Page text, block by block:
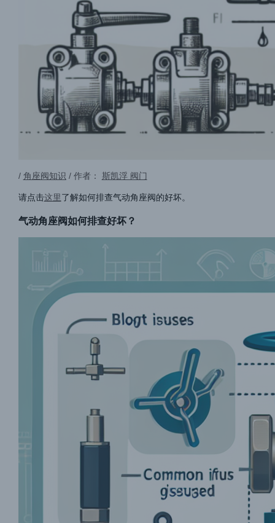
/ 角座阀知识 / 作者： 斯凯浮 阀门
请点击这里了解如何排查气动角座阀的好坏。
气动角座阀如何排查好坏？